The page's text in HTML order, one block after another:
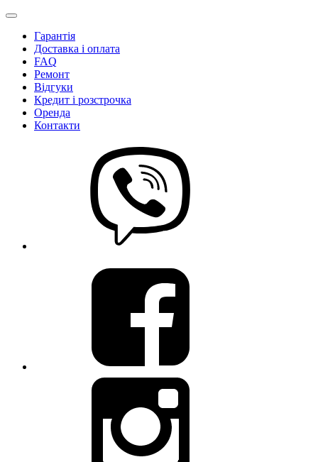
Гарантія
Доставка і оплата
FAQ
Ремонт
Відгуки
Кредит і розстрочка
Оренда
Контакти